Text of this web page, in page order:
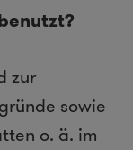
zur
sowie
o. ä. im